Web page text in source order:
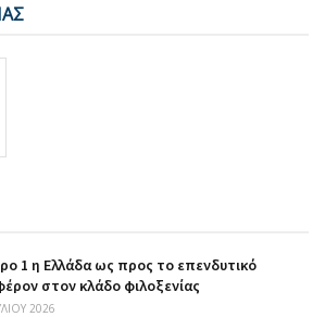
1 η Ελλάδα ως προς το επενδυτικό
στον κλάδο φιλοξενίας
2026